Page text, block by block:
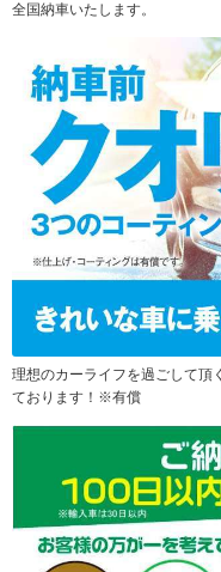
全国納車いたします。
理想のカーライフを過ごして頂
ております！※有償